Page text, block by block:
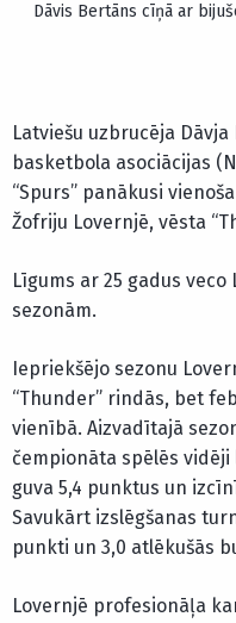
Dāvis Bertāns cīņā ar
Latviešu uzbrucēja
basketbola asociācijas
“Spurs” panākusi
Žofriju Lovernjē, vēsta
Līgums ar 25 gadus
sezonām.
Iepriekšējo sezonu
“Thunder” rindās, bet
vienībā. Aizvadītajā
čempionāta spēlēs
guva 5,4 punktus un
Savukārt izslēgšanas
punkti un 3,0 atlēkušās
Lovernjē profesionāļa